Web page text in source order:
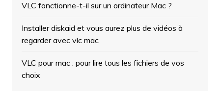
VLC fonctionne-t-il sur un ordinateur Mac ?
Installer diskaid et vous aurez plus de vidéos à
regarder avec vlc mac
VLC pour mac : pour lire tous les fichiers de vos
choix